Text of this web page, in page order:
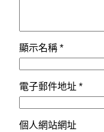
顯示名稱 *
電子郵件地址 *
個人網站網址